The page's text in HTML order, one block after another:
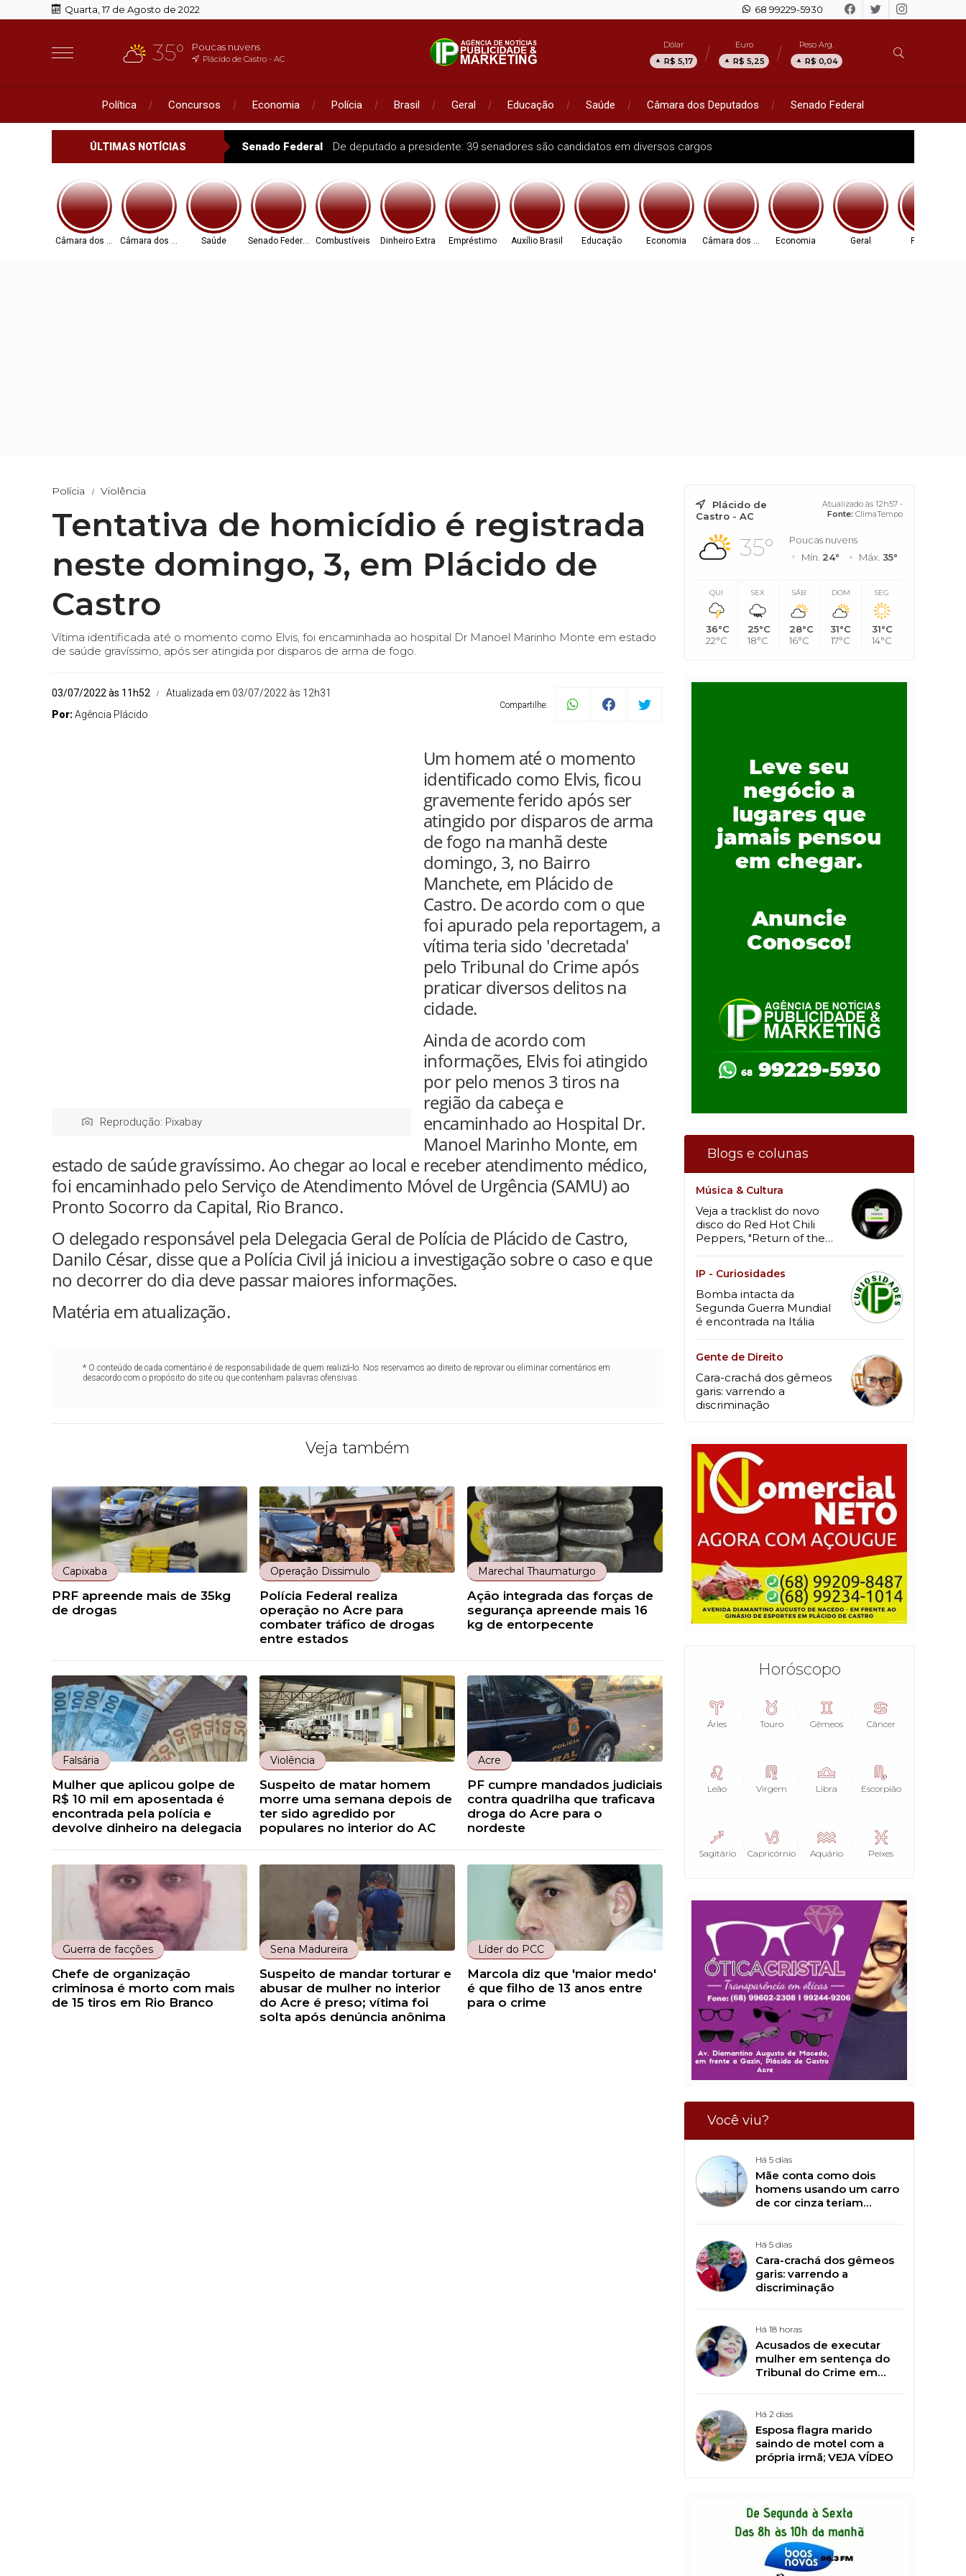
Quarta, 17 de Agosto de 2022 68 99229-5930
35° Poucas nuvens
Plácido de Castro - AC
Dólar
R$ 5,17
Euro
R$ 5,25
Peso Arg.
R$ 0,04
Política Concursos Economia Polícia Brasil Geral Educação Saúde Câmara dos Deputados Senado Federal
ÚLTIMAS NOTÍCIAS Senado Federal De deputado a presidente: 39 senadores são candidatos em diversos cargos
Câmara dos DeputadosCâmara dos DeputadosSaúde Senado Federal Combustíveis Dinheiro Extra Empréstimo Auxílio Brasil Educação Economia Câmara dos DeputadosEconomia Geral Política
Polícia Violência
Tentativa de homicídio é registrada
neste domingo, 3, em Plácido de
Castro
Vítima identificada até o momento como Elvis, foi encaminhada ao hospital Dr Manoel Marinho Monte em estado
de saúde gravíssimo, após ser atingida por disparos de arma de fogo.
03/07/2022 às 11h52
Atualizada em 03/07/2022 às 12h31
Por:Agência Plácido
Compartilhe:
Reprodução: Pixabay
Um homem até o momento
identificado como Elvis, ficou
gravemente ferido após ser
atingido por disparos de arma
de fogo na manhã deste
domingo, 3, no Bairro
Manchete, em Plácido de
Castro. De acordo com o que
foi apurado pela reportagem, a
vítima teria sido 'decretada'
pelo Tribunal do Crime após
praticar diversos delitos na
cidade.
Ainda de acordo com
informações, Elvis foi atingido
por pelo menos 3 tiros na
região da cabeça e
encaminhado ao Hospital Dr.
Manoel Marinho Monte, em
estado de saúde gravíssimo. Ao chegar ao local e receber atendimento médico,
foi encaminhado pelo Serviço de Atendimento Móvel de Urgência (SAMU) ao
Pronto Socorro da Capital, Rio Branco.
O delegado responsável pela Delegacia Geral de Polícia de Plácido de Castro,
Danilo César, disse que a Polícia Civil já iniciou a investigação sobre o caso e que
no decorrer do dia deve passar maiores informações.
Matéria em atualização.
* O conteúdo de cada comentário é de responsabilidade de quem realizá-lo. Nos reservamos ao direito de reprovar ou eliminar comentários em
desacordo com o propósito do site ou que contenham palavras ofensivas.
Veja também
Capixaba
PRF apreende mais de 35kg
de drogas
Operação Dissimulo
Polícia Federal realiza
operação no Acre para
combater tráfico de drogas
entre estados
Marechal Thaumaturgo
Ação integrada das forças de
segurança apreende mais 16
kg de entorpecente
Falsária
Mulher que aplicou golpe de
R$ 10 mil em aposentada é
encontrada pela polícia e
devolve dinheiro na delegacia
Violência
Suspeito de matar homem
morre uma semana depois de
ter sido agredido por
populares no interior do AC
Acre
PF cumpre mandados judiciais
contra quadrilha que traficava
droga do Acre para o
nordeste
Guerra de facções
Chefe de organização
criminosa é morto com mais
de 15 tiros em Rio Branco
Sena Madureira
Suspeito de mandar torturar e
abusar de mulher no interior
do Acre é preso; vítima foi
solta após denúncia anônima
Líder do PCC
Marcola diz que 'maior medo'
é que filho de 13 anos entre
para o crime
Plácido de
Castro - AC
Atualizado às 12h57 -
Fonte: ClimaTempo
35°
Poucas nuvens
Mín. 24° Máx. 35°
QUI
36°C
22°C
SEX
25°C
18°C
SÁB
28°C
16°C
DOM
31°C
17°C
SEG
31°C
14°C
Blogs e colunas
Música & Cultura
Veja a tracklist do novo
disco do Red Hot Chili
Peppers, "Return of the
IP - Curiosidades
Bomba intacta da
Segunda Guerra Mundial
é encontrada na Itália
Gente de Direito
Cara-crachá dos gêmeos
garis: varrendo a
discriminação
Horóscopo
Áries Touro Gêmeos Câncer
Leão Virgem Libra Escorpião
Sagitário Capricórnio Aquário Peixes
Você viu?
Há 5 dias
Mãe conta como dois
homens usando um carro
de cor cinza teriam
Plácido de Castro
Há 5 dias
Cara-crachá dos gêmeos
garis: varrendo a
discriminação
Há 18 horas
Acusados de executar
mulher em sentença do
Tribunal do Crime em
Castro
Há 2 dias
Esposa flagra marido
saindo de motel com a
própria irmã; VEJA VÍDEO